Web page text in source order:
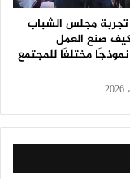
تجربة مجلس الشباب
صنع العمل
مختلفًا للمجتمع